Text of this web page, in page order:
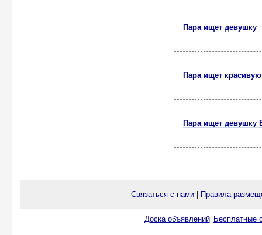
Пара ищет девушку
Пара ищет
Пара ищет девушку
Связаться с нами Правила
Доска объявлений. Бесплатные